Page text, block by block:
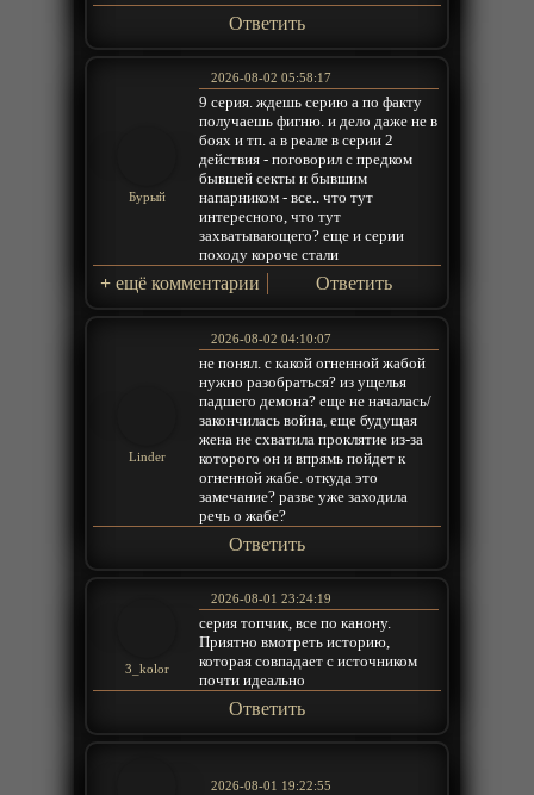
Ответить
Бурый
2026-08-02 05:58:17
9 серия. ждешь серию а по факту
получаешь фигню. и дело даже не в
боях и тп. а в реале в серии 2
действия - поговорил с предком
бывшей секты и бывшим
напарником - все.. что тут
интересного, что тут
захватывающего? еще и серии
походу короче стали
+ ещё комментарии Ответить
Linder
2026-08-02 04:10:07
не понял. с какой огненной жабой
нужно разобраться? из ущелья
падшего демона? еще не началась/
закончилась война, еще будущая
жена не схватила проклятие из-за
которого он и впрямь пойдет к
огненной жабе. откуда это
замечание? разве уже заходила
речь о жабе?
Ответить
3_kolor
2026-08-01 23:24:19
серия топчик, все по канону.
Приятно вмотреть историю,
которая совпадает с источником
почти идеально
Ответить
2026-08-01 19:22:55